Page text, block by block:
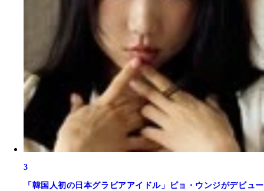
3
「韓国人初の日本グラビアアイドル」ピョ・ウンジがデビュー